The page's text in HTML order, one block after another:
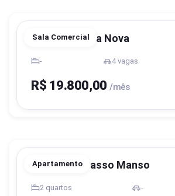
Sala Comercial
Blumenau, Vila Nova
- 4 vagas
R$ 19.800,00/mês
Apartamento
Blumenau, Passo Manso
2 quartos -